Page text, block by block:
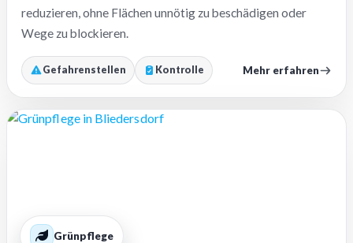
reduzieren, ohne Flächen unnötig zu beschädigen oder
Wege zu blockieren.
Gefahrenstellen Kontrolle Mehr erfahren
Grünpflege